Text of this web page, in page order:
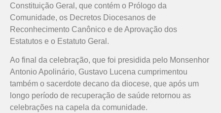
Constituição Geral, que contém o Prólogo da
Comunidade, os Decretos Diocesanos de
Reconhecimento Canônico e de Aprovação dos
Estatutos e o Estatuto Geral.
Ao final da celebração, que foi presidida pelo Monsenhor
Antonio Apolinário, Gustavo Lucena cumprimentou
também o sacerdote decano da diocese, que após um
longo período de recuperação de saúde retornou as
celebrações na capela da comunidade.